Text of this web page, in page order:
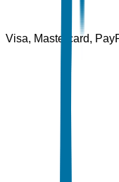
Visa, Mastercard,